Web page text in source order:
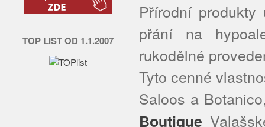
TOP LIST OD 1.1.2007
Přírodní
přání na
rukodělné
Tyto cenné
Saloos a
Boutique